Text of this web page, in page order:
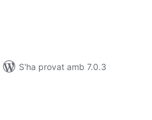
S'ha provat amb 7.0.3